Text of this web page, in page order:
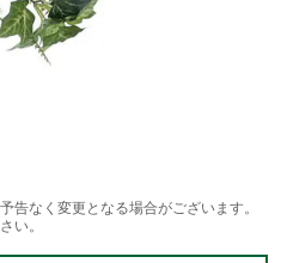
なく変更となる場合がございます。
い。